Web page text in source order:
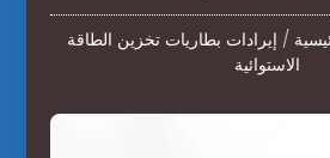
/ إيرادات بطاريات تخزين الطاقة HUIJUE في غينيا
الاستوائية